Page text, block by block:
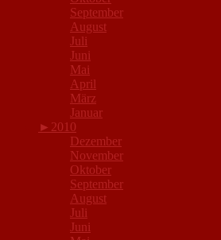
September
August
Juli
Juni
Mai
April
März
Januar
► 2010
Dezember
November
Oktober
September
August
Juli
Juni